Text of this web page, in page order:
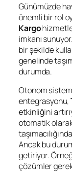
Günümüzde
önemli bir rol
Kargo
imkanı
bir şekilde
genelinde
durumda.
Otonom
entegrasyonu,
etkinliğini
otomatik
Ancak bu
getiriyor.
çözümler